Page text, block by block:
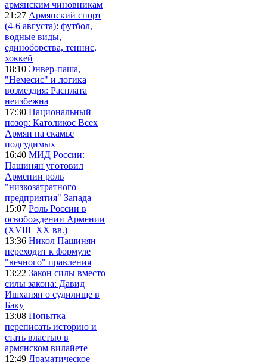
армянским чиновникам
21:27 Армянский спорт
(4-6 августа): футбол,
водные виды,
единоборства, теннис,
хоккей
18:10 Энвер-паша,
"Немесис" и логика
возмездия: Расплата
неизбежна
17:30 Национальный
позор: Католикос Всех
Армян на скамье
подсудимых
16:40 МИД России:
Пашинян уготовил
Армении роль
"низкозатратного
предприятия" Запада
15:07 Роль России в
освобождении Армении
(XVIII–XX вв.)
13:36 Никол Пашинян
переходит к формуле
"вечного" правления
13:22 Закон силы вместо
силы закона: Давид
Ишханян о судилище в
Баку
13:08 Попытка
переписать историю и
стать властью в
армянском вилайете
12:49 Драматическое